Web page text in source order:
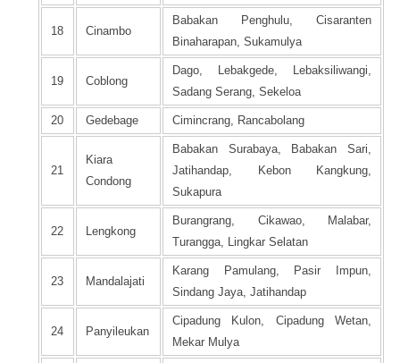
18 Cinambo
Babakan Penghulu, Cisaranten
Binaharapan, Sukamulya
19 Coblong
Dago, Lebakgede, Lebaksiliwangi,
Sadang Serang, Sekeloa
20 Gedebage Cimincrang, Rancabolang
21
Kiara
Condong
Babakan Surabaya, Babakan Sari,
Jatihandap, Kebon Kangkung,
Sukapura
22 Lengkong
Burangrang, Cikawao, Malabar,
Turangga, Lingkar Selatan
23 Mandalajati
Karang Pamulang, Pasir Impun,
Sindang Jaya, Jatihandap
24 Panyileukan
Cipadung Kulon, Cipadung Wetan,
Mekar Mulya